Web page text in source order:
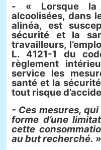
- « Lorsque la
alcoolisées, dans
alinéa, est
sécurité et la
travailleurs,
L. 4121-1 du
règlement
service les
santé et la
tout risque
- Ces mesures,
forme d’une
cette
au but recherché. »